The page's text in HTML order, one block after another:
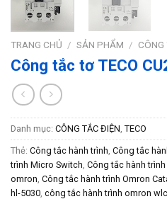
TRANG CHỦ / SẢN PHẨM /
Công tắc tơ TECO
Danh mục: CÔNG TẮC ĐIỆN TECO
Thẻ: Công tắc hành trình Công tắc
trình Micro Switch Công tắc hành
omron Công tắc hành trình Omron
hl-5030 công tắc hành trình omron